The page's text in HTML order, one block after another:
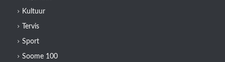
Kultuur
Tervis
Sport
Soome 100